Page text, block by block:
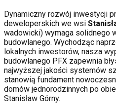
Dynamiczny rozwój inwestycji
deweloperskich we wsi
wadowicki) wymaga solidnego
budowlanego. Wychodząc
lokalnych inwestorów, nasza
budowlanego PFX zapewnia
najwyższej jakości systemów
stanowią fundament
domów jednorodzinnych po
Stanisław Górny.